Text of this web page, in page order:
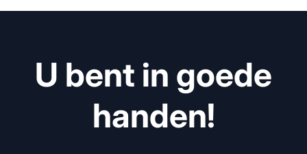
U bent in goede
handen!